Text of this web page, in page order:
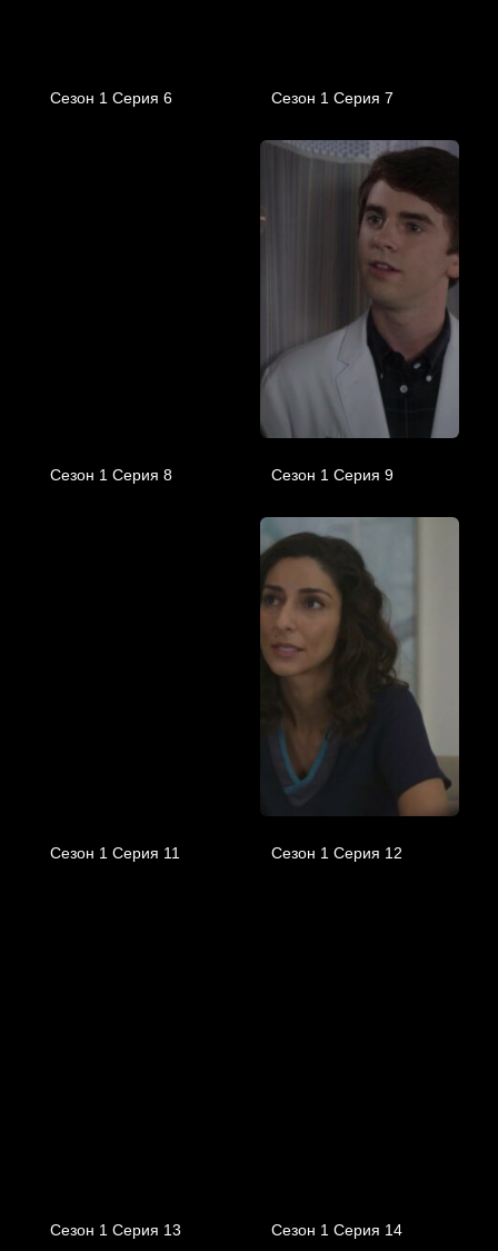
Сезон 1 Серия 6 Сезон 1 Серия 7
Сезон 1 Серия 8 Сезон 1 Серия 9
Сезон 1 Серия 11 Сезон 1 Серия 12
Сезон 1 Серия 13 Сезон 1 Серия 14